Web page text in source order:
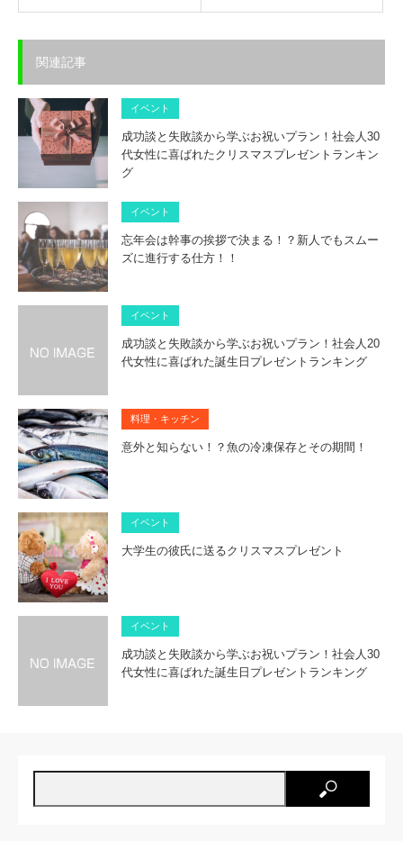
関連記事
イベント
成功談と失敗談から学ぶお祝いプラン！社会人30
代女性に喜ばれたクリスマスプレゼントランキン
グ
イベント
忘年会は幹事の挨拶で決まる！？新人でもスムー
ズに進行する仕方！！
イベント
成功談と失敗談から学ぶお祝いプラン！社会人20
代女性に喜ばれた誕生日プレゼントランキング
料理・キッチン
意外と知らない！？魚の冷凍保存とその期間！
イベント
大学生の彼氏に送るクリスマスプレゼント
イベント
成功談と失敗談から学ぶお祝いプラン！社会人30
代女性に喜ばれた誕生日プレゼントランキング